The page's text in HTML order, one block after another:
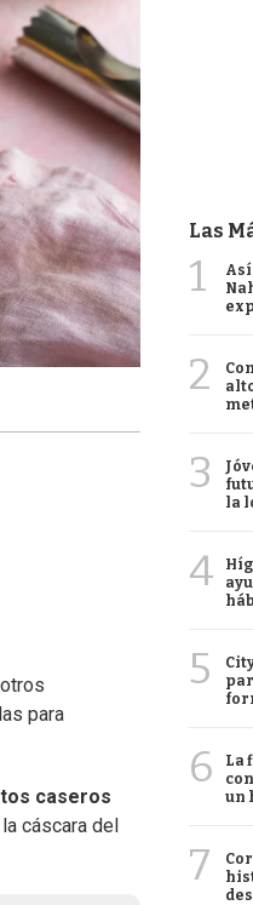
para
caseros
cáscara del
Las
1
2
3
la
4
5
6
La
un
7